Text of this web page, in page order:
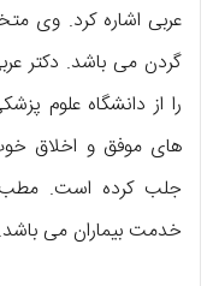
عربی اشاره کرد. وی
گردن می باشد. دکتر
را از دانشگاه علوم
های موفق و اخلاق
جلب کرده است. مطب
خدمت بیماران می باشد.